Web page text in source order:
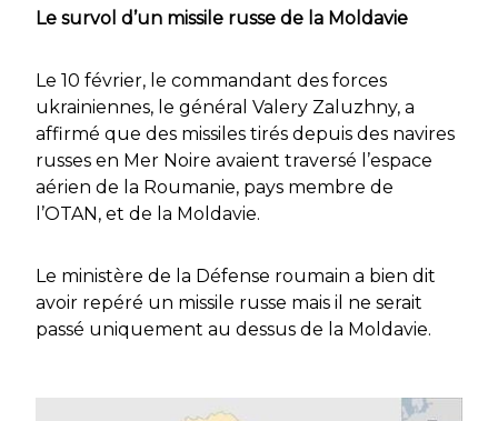
Le survol d’un missile russe de la Moldavie
Le 10 février, le commandant des forces
ukrainiennes, le général Valery Zaluzhny, a
affirmé que des missiles tirés depuis des navires
russes en Mer Noire avaient traversé l’espace
aérien de la Roumanie, pays membre de
l’OTAN, et de la Moldavie.
Le ministère de la Défense roumain a bien dit
avoir repéré un missile russe mais il ne serait
passé uniquement au dessus de la Moldavie.